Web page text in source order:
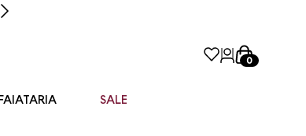
0
SALE